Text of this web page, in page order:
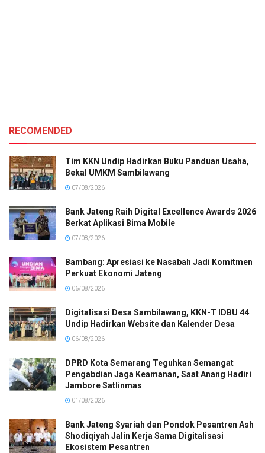
RECOMENDED
Tim KKN Undip Hadirkan Buku Panduan Usaha,
Bekal UMKM Sambilawang
07/08/2026
Bank Jateng Raih Digital Excellence Awards 2026
Berkat Aplikasi Bima Mobile
07/08/2026
Bambang: Apresiasi ke Nasabah Jadi Komitmen
Perkuat Ekonomi Jateng
06/08/2026
Digitalisasi Desa Sambilawang, KKN-T IDBU 44
Undip Hadirkan Website dan Kalender Desa
06/08/2026
DPRD Kota Semarang Teguhkan Semangat
Pengabdian Jaga Keamanan, Saat Anang Hadiri
Jambore Satlinmas
01/08/2026
Bank Jateng Syariah dan Pondok Pesantren Ash
Shodiqiyah Jalin Kerja Sama Digitalisasi
Ekosistem Pesantren